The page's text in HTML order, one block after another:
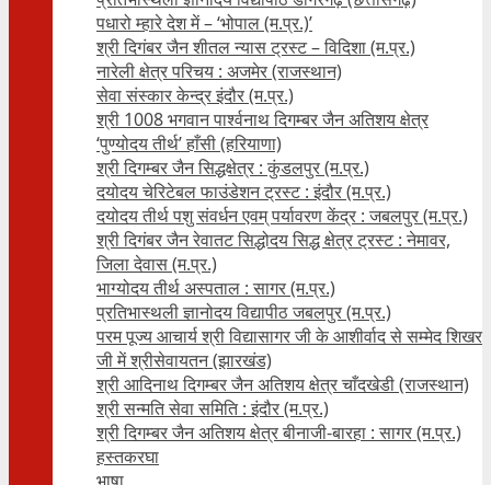
पधारो म्हारे देश में – ‘भोपाल (म.प्र.)’
श्री दिगंबर जैन शीतल न्यास ट्रस्ट – विदिशा (म.प्र.)
नारेली क्षेत्र परिचय : अजमेर (राजस्थान)
सेवा संस्कार केन्द्र इंदौर (म.प्र.)
श्री 1008 भगवान पार्श्वनाथ दिगम्बर जैन अतिशय क्षे‍त्र
‘पुण्योदय तीर्थ’ हाँसी (हरियाणा)
श्री दिगम्बर जैन सिद्धक्षेत्र : कुंडलपुर (म.प्र.)
दयोदय चेरिटेबल फाउंडेशन ट्रस्ट : इंदौर (म.प्र.)
दयोदय तीर्थ पशु संवर्धन एवम्‌ पर्यावरण केंद्र : जबलपुर (म.प्र.)
श्री दिगंबर जैन रेवातट सिद्धोदय सिद्ध क्षेत्र ट्रस्ट : नेमावर,
जिला देवास (म.प्र.)
भाग्योदय तीर्थ अस्पताल : सागर (म.प्र.)
प्रतिभास्थली ज्ञानोदय विद्यापीठ जबलपुर (म.प्र.)
परम पूज्य आचार्य श्री विद्यासागर जी के आशीर्वाद से सम्मेद शिखर
जी में श्रीसेवायतन (झारखंड)
श्री आदिनाथ दिगम्बर जैन अतिशय क्षेत्र चाँदखेडी (राजस्थान)
श्री सन्मति सेवा समिति : इंदौर (म.प्र.)
श्री दिगम्बर जैन अतिशय क्षेत्र बीनाजी-बारहा : सागर (म.प्र.)
हस्तकरघा